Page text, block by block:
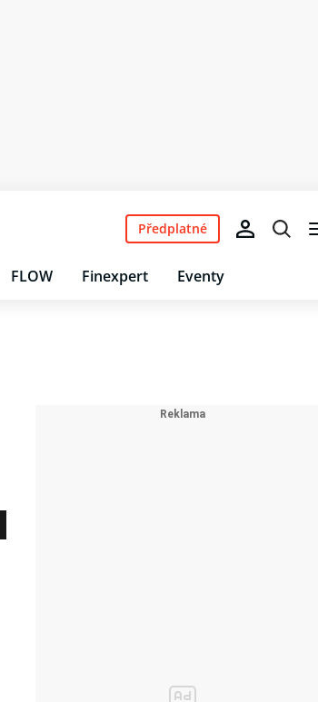
FLOW Finexpert Eventy
Předplatné